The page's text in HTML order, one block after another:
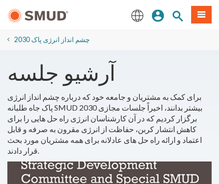
اصلی
ورودسایتمنو
2030 چشم انداز انرژی پاک
آرشیو جلسه
برای کمک به مشتریان و جامعه خود که درباره چشم انداز انرژی
پاک جاه طلبانه SMUD 2030 بیشتر بدانند، اخیراً جلسات مجازی
برگزار کردیم که در آن کارشناسان انرژی راه حل هایی را برای
کاهش انتشار کربن، حفاظت از انرژی مقرون به صرفه و قابل
اعتماد و ارائه راه حل های عادلانه برای همه مشتریان مورد بحث
قرار دادند.